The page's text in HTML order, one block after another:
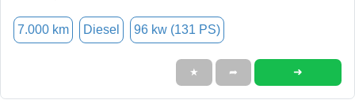
7.000 km Diesel 96 kw (131 PS)
★ ➦ ➜